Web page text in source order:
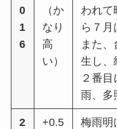
0
1
6
（か
なり
⾼
い）
われて
ら７⽉
また
⽣し、
２番
⾬、多
2
+0.5
梅⾬明